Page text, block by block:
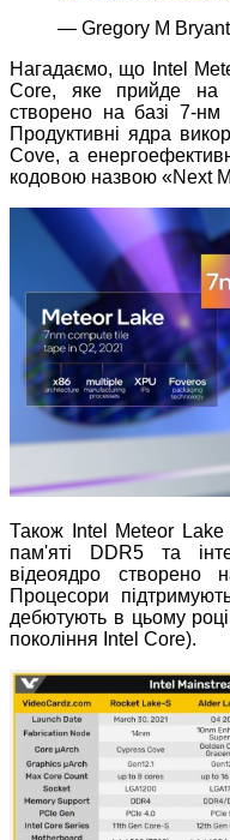
— Gregory M
Нагадаємо, що Intel
Core, яке прийде на
створено на базі 7-нм
Продуктивні ядра
Cove, а
кодовою назвою «Next
Також Intel Meteor Lake
пам'яті DDR5 та
відеоядро створено
Процесори
дебютують в цьому
покоління Intel Core).